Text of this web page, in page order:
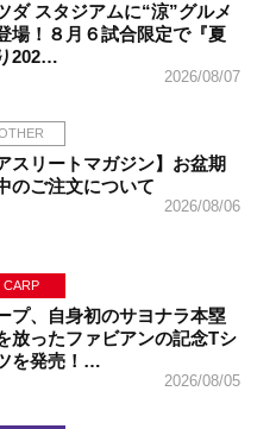
ダ スタジアムに“涼”グルメ
場！８月６試合限定で『夏
202…
2026/08/07
スリートマガジン】お盆期
のご注文について
2026/08/06
CARP
プ、自身初のサヨナラ本塁
放ったファビアンの記念Tシ
を発売！…
2026/08/05